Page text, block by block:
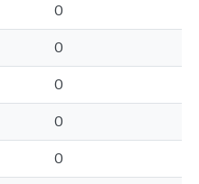
0
0
0
0
0